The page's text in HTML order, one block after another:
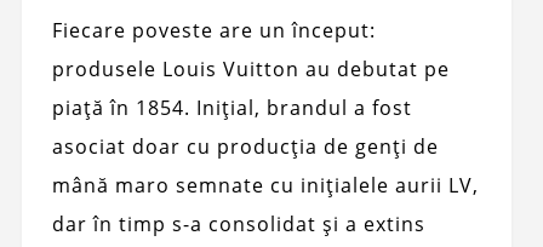
Fiecare poveste are un început:
produsele Louis Vuitton au debutat pe
piață în 1854. Inițial, brandul a fost
asociat doar cu producția de genți de
mână maro semnate cu inițialele aurii LV,
dar în timp s-a consolidat și a extins